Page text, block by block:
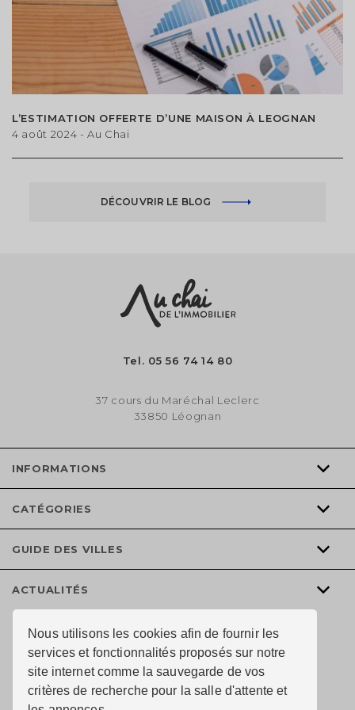
Nous utilisons les cookies afin de fournir les
services et fonctionnalités proposés sur notre
site internet comme la sauvegarde de vos
critères de recherche pour la salle d'attente et
L’ESTIMATION OFFERTE D’UNE MAISON À LEOGNAN
4 août 2024 - Au Chai
DÉCOUVRIR LE BLOG
Tel. 05 56 74 14 80
37 cours du Maréchal Leclerc
33850 Léognan
INFORMATIONS
CATÉGORIES
GUIDE DES VILLES
ACTUALITÉS